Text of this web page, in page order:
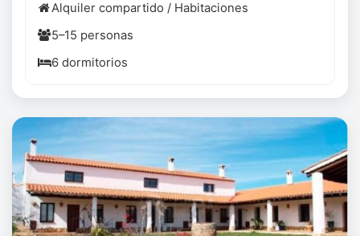
Alquiler compartido / Habitaciones
5–15 personas
6 dormitorios